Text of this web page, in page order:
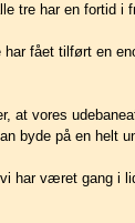
tre har en fortid i
fået tilført en
at vores
byde på en helt
har været gang i